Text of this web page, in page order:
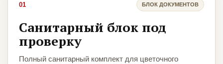
01 БЛОК ДОКУМЕНТОВ
Санитарный блок под
проверку
Полный санитарный комплект для цветочного